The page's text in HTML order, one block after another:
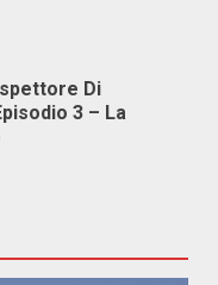
Di
3 – La